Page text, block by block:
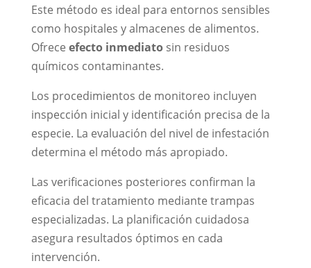
Este método es ideal para entornos sensibles
como hospitales y almacenes de alimentos.
Ofrece efecto inmediatosin residuos
químicos contaminantes.
Los procedimientos de monitoreo incluyen
inspección inicial y identificación precisa de la
especie. La evaluación del nivel de infestación
determina el método más apropiado.
Las verificaciones posteriores confirman la
eficacia del tratamiento mediante trampas
especializadas. La planificación cuidadosa
asegura resultados óptimos en cada
intervención.